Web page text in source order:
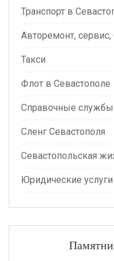
Транспорт в
Авторемонт,
Такси
Флот в Севастополе
Справочные службы
Сленг Севастополя
Севастопольская
Юридические услуги